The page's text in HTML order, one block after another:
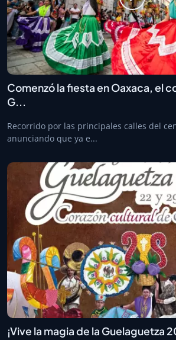
Comenzó la fiesta en Oaxaca, el
G...
Recorrido por las principales calles del
anunciando que ya e...
¡Vive la magia de la Guelaguetza